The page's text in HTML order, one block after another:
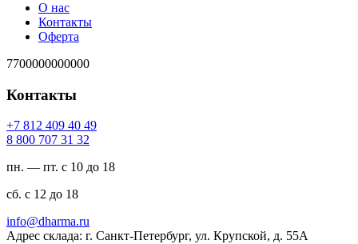
О нас
Контакты
Оферта
7700000000000
Контакты
94 04 904 218 7+
23 13 707 008 8
пн. — пт. с 10 до 18
сб. с 12 до 18
ur.amrahd@ofni
Адрес склада: г. Санкт-Петербург, ул. Крупской, д. 55А